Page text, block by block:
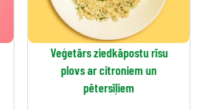
Veģetārs ziedkāpostu rīsu
plovs ar citroniem un
pētersīļiem